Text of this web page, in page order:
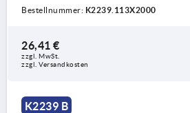
Bestellnummer: K2239.113X2000
26,41 €
zzgl. MwSt.
zzgl. Versandkosten
K2239 B